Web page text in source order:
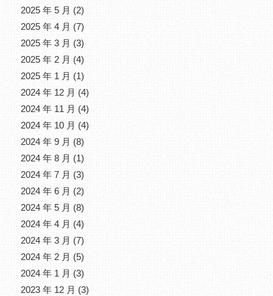
2025 年 5 月 (2)
2025 年 4 月 (7)
2025 年 3 月 (3)
2025 年 2 月 (4)
2025 年 1 月 (1)
2024 年 12 月 (4)
2024 年 11 月 (4)
2024 年 10 月 (4)
2024 年 9 月 (8)
2024 年 8 月 (1)
2024 年 7 月 (3)
2024 年 6 月 (2)
2024 年 5 月 (8)
2024 年 4 月 (4)
2024 年 3 月 (7)
2024 年 2 月 (5)
2024 年 1 月 (3)
2023 年 12 月 (3)